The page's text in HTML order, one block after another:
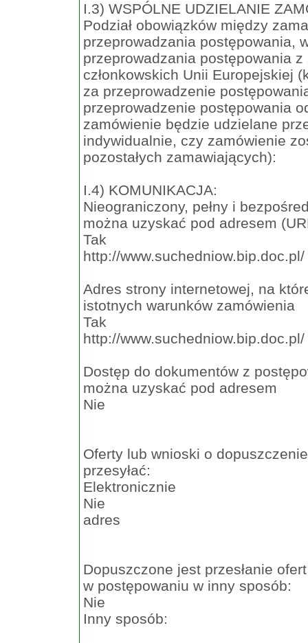
I.3) WSPÓLNE UDZIELANIE
Podział obowiązków między
przeprowadzania postępowania,
przeprowadzania postępowania
członkowskich Unii Europejskiej
za przeprowadzenie
przeprowadzenie postępowania
zamówienie będzie udzielane
indywidualnie, czy zamówienie
pozostałych zamawiających):
I.4) KOMUNIKACJA:
Nieograniczony, pełny i
można uzyskać pod adresem
Tak
http://www.suchedniow.bip.doc.pl/
Adres strony internetowej, na
istotnych warunków zamówienia
Tak
http://www.suchedniow.bip.doc.pl/
Dostęp do dokumentów z
można uzyskać pod adresem
Nie
Oferty lub wnioski o
przesyłać:
Elektronicznie
Nie
adres
Dopuszczone jest przesłanie
w postępowaniu w inny sposób:
Nie
Inny sposób: